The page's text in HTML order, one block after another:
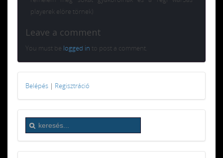
playerek elöre törnek)
Leave a comment
You must be logged in to post a comment.
Belépés | Regisztráció